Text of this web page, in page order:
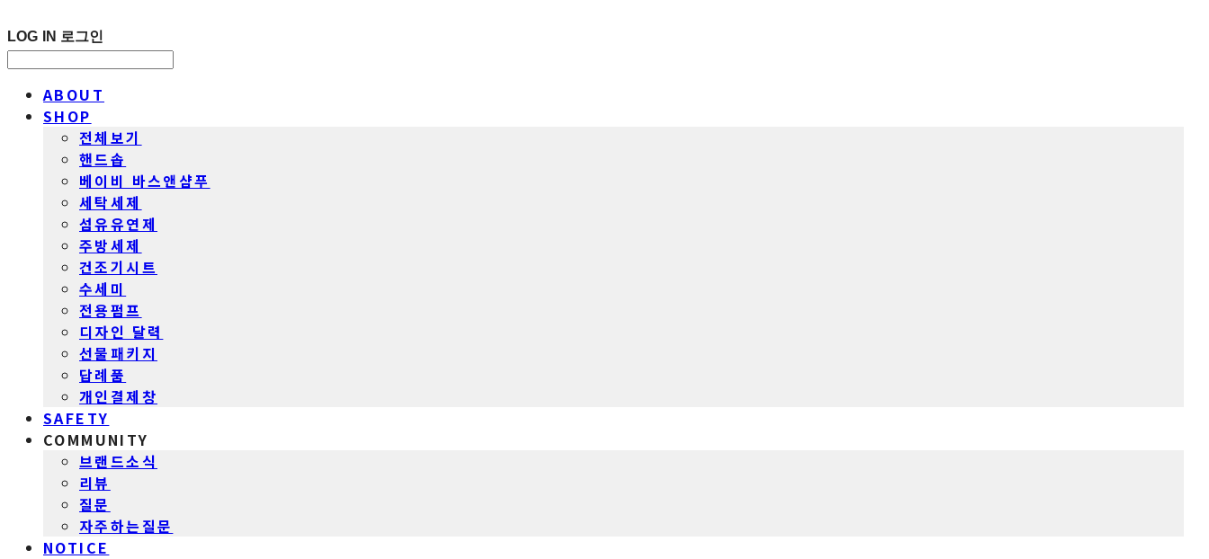
LOG IN 로그인
ABOUT
SHOP
전체보기
핸드솝
베이비 바스앤샴푸
세탁세제
섬유유연제
주방세제
건조기시트
수세미
전용펌프
디자인 달력
선물패키지
답례품
개인결제창
SAFETY
COMMUNITY
브랜드소식
리뷰
질문
자주하는질문
NOTICE